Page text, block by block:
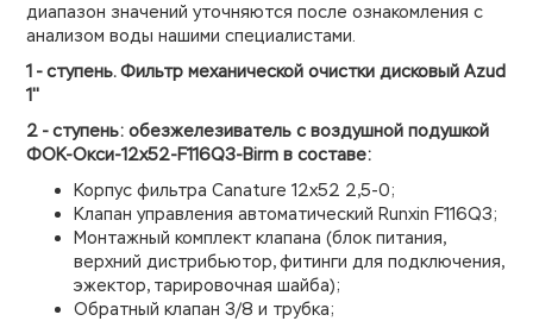
диапазон значений уточняются после ознакомления с
анализом воды нашими специалистами.
1 - ступень. Фильтр механической очистки дисковый Azud
1''
2 - ступень: обезжелезиватель с воздушной подушкой
ФОК-Окси-12х52-F116Q3-Birm в составе:
Корпус фильтра Canature 12х52 2,5-0;
Клапан управления автоматический Runxin F116Q3;
Монтажный комплект клапана (блок питания,
верхний дистрибьютор, фитинги для подключения,
эжектор, тарировочная шайба);
Обратный клапан 3/8 и трубка;